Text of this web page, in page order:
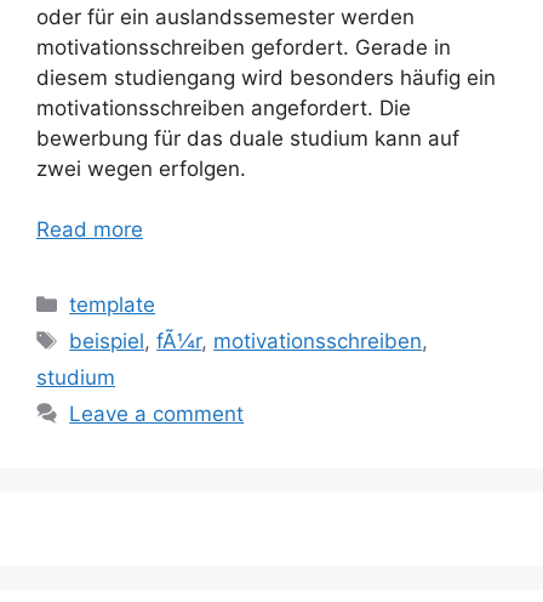
oder für ein auslandssemester werden
motivationsschreiben gefordert. Gerade in
diesem studiengang wird besonders häufig ein
motivationsschreiben angefordert. Die
bewerbung für das duale studium kann auf
zwei wegen erfolgen.
Read more
Categories
template
Tags
beispiel,fÃ¼r, motivationsschreiben,
studium
Leave a comment